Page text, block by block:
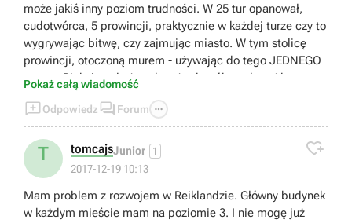
może jakiś inny poziom trudności. W 25 tur opanował,
cudotwórca, 5 prowincji, praktycznie w każdej turze czy to
wygrywając bitwę, czy zajmując miasto. W tym stolicę
prowincji, otoczoną murem - używając do tego JEDNEGO
tarana. Pięknie, tyle że gdy też tak próbowałem (dwoma
na wszelki wypadek) okazało się, że garnizon stolicy jest
większy od mojej armii oblegającej i niby na zasadzie
Pyrrusa to miasto zdobyłem - ale potem nie było już czym
walczyć, bo oddziały musiały po 4-5 tur odzyskiwać
wystrzelane im przez wieże miasta zdrowie. Dobra rada,
by potem ot, pójść i zając sąsiednie dwie mieściny - bez
murów - też funta kłaków warta, bo to cenniejsze,
dopełniające prowincję, wzięły i zajęły wcześniej wampiry.
Pokaż całą wiadomość
Odpowiedz  Forum 
T tomcajsJunior 1
2017-12-19 10:13

Mam problem z rozwojem w Reiklandzie. Główny budynek
w każdym mieście mam na poziomie 3. I nie mogę już